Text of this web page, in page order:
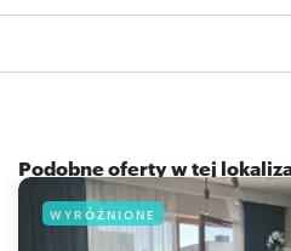
Podobne oferty w tej
WYRÓŻNIONE